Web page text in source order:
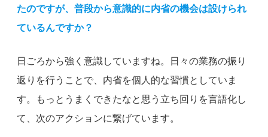
たのですが、普段から意識的に内省の機会は設けられ
ているんですか？
日ごろから強く意識していますね。日々の業務の振り
返りを行うことで、内省を個人的な習慣としていま
す。もっとうまくできたなと思う立ち回りを言語化し
て、次のアクションに繋げています。